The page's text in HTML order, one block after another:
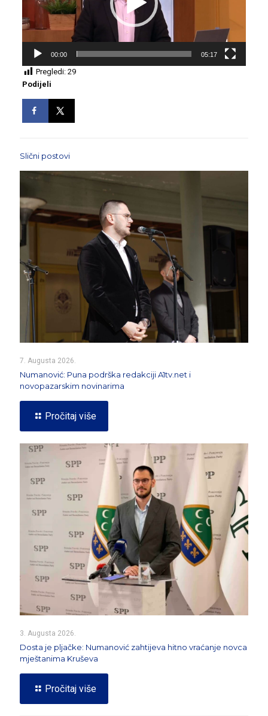
00:00 05:17
Pregledi: 29
Podijeli
Slični postovi
7. Augusta 2026.
Numanović: Puna podrška redakciji A1tv.net i
novopazarskim novinarima
Pročitaj više
3. Augusta 2026.
Dosta je pljačke: Numanović zahtijeva hitno vraćanje novca
mještanima Kruševa
Pročitaj više